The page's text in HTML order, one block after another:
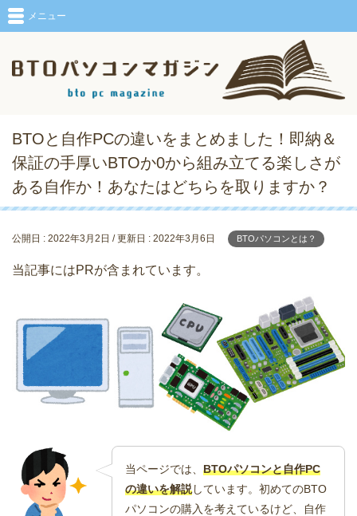
メニュー
BTOと自作PCの違いをまとめました！即納＆
保証の手厚いBTOか0から組み立てる楽しさが
ある自作か！あなたはどちらを取りますか？
公開日 : 2022年3月2日 / 更新日 : 2022年3月6日 BTOパソコンとは？
当記事にはPRが含まれています。
当ページでは、BTOパソコンと自作PC
の違いを解説しています。初めてのBTO
パソコンの購入を考えているけど、自作